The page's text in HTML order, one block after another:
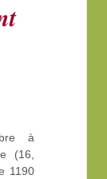
à
(16,
1190